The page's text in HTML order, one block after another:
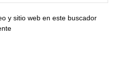
y sitio web en este buscador